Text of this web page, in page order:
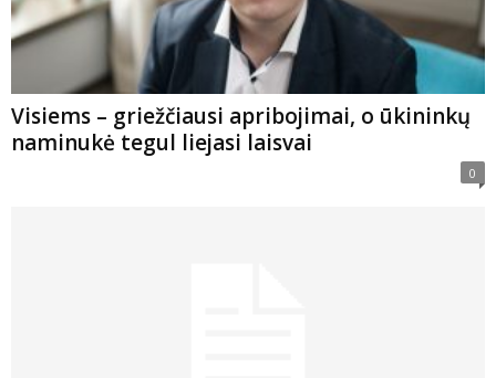
Visiems – griežčiausi apribojimai, o ūkininkų
naminukė tegul liejasi laisvai
0